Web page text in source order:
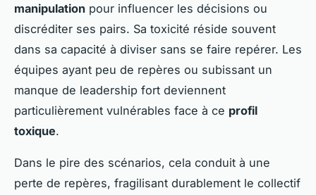
manipulation pour influencer les décisions ou
discréditer ses pairs. Sa toxicité réside souvent
dans sa capacité à diviser sans se faire repérer. Les
équipes ayant peu de repères ou subissant un
manque de leadership fort deviennent
particulièrement vulnérables face à ce profil
toxique.
Dans le pire des scénarios, cela conduit à une
perte de repères, fragilisant durablement le collectif